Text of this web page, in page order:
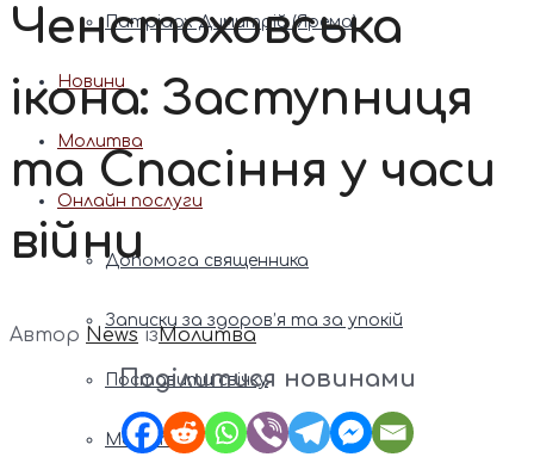
Патріарх Димитрій (Ярема)
Новини
Молитва
Онлайн послуги
Допомога священника
Записки за здоров’я та за упокій
Поставити свічку
Молитви
Ченстоховська
ікона: Заступниця
та Спасіння у часи
війни
Автор News ізМолитва
Поділитися новинами